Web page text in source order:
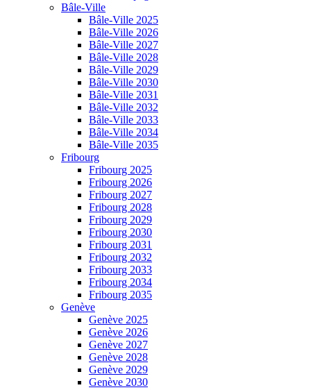
Bâle-Ville
Bâle-Ville 2025
Bâle-Ville 2026
Bâle-Ville 2027
Bâle-Ville 2028
Bâle-Ville 2029
Bâle-Ville 2030
Bâle-Ville 2031
Bâle-Ville 2032
Bâle-Ville 2033
Bâle-Ville 2034
Bâle-Ville 2035
Fribourg
Fribourg 2025
Fribourg 2026
Fribourg 2027
Fribourg 2028
Fribourg 2029
Fribourg 2030
Fribourg 2031
Fribourg 2032
Fribourg 2033
Fribourg 2034
Fribourg 2035
Genève
Genève 2025
Genève 2026
Genève 2027
Genève 2028
Genève 2029
Genève 2030